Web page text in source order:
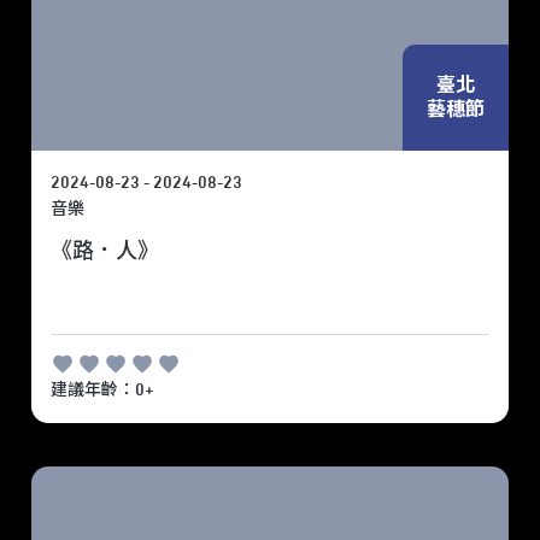
臺北
藝穗節
2024-08-23 - 2024-08-23
音樂
《路．人》
建議年齡：0+